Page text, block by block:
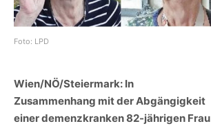
Foto: LPD
Wien/NÖ/Steiermark: In
Zusammenhang mit der Abgängigkeit
einer demenzkranken 82-jährigen Frau